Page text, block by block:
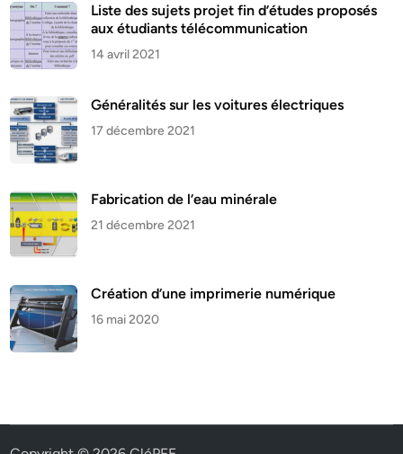
Liste des sujets projet fin d’études proposés
aux étudiants télécommunication
14 avril 2021
Généralités sur les voitures électriques
17 décembre 2021
Fabrication de l’eau minérale
21 décembre 2021
Création d’une imprimerie numérique
16 mai 2020